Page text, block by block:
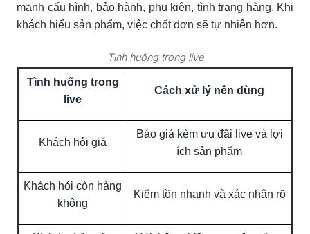
mạnh cấu hình, bảo hành, phụ kiện, tình trạng hàng. Khi
khách hiểu sản phẩm, việc chốt đơn sẽ tự nhiên hơn.
Tình huống trong live
Tình huống trong
live
Cách xử lý nên dùng
Khách hỏi giá
Báo giá kèm ưu đãi live và lợi
ích sản phẩm
Khách hỏi còn hàng
không
Kiểm tồn nhanh và xác nhận rõ